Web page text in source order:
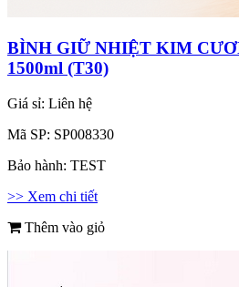
BÌNH GIỮ NHIỆT KIM
1500ml (T30)
Giá sỉ: Liên hệ
Mã SP: SP008330
Bảo hành: TEST
>> Xem chi tiết
Thêm vào giỏ